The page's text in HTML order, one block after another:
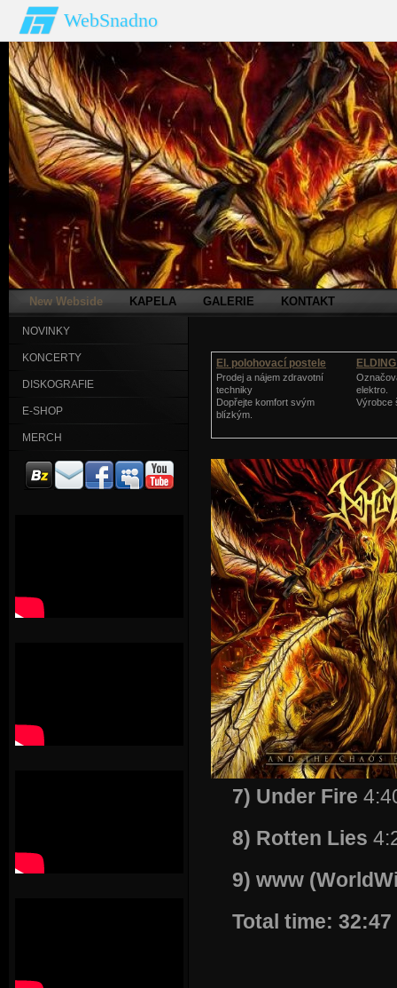
WebSnadno
New Webside KAPELA GALERIE KONTAKT
NOVINKY
KONCERTY
DISKOGRAFIE
E-SHOP
MERCH
El. polohovací postele
Prodej a nájem zdravotní
techniky
Dopřejte komfort svým
blízkým.
elektro.
Výrobce
7) Under Fire
8) Rotten Lies
9) www
Total time: 32:47